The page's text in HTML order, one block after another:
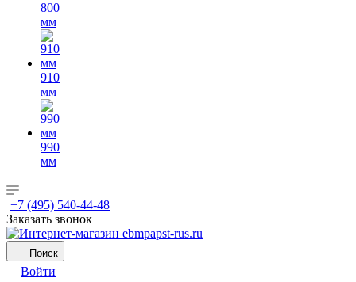
800
мм
910
мм
990
мм
+7 (495) 540-44-48
Заказать звонок
Поиск
Войти